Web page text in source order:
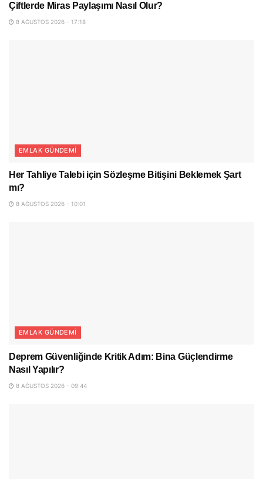
Çiftlerde Miras Paylaşımı Nasıl Olur?
8 AĞUSTOS 2026 - 17:18
EMLAK GÜNDEMI
Her Tahliye Talebi için Sözleşme Bitişini Beklemek Şart
mı?
8 AĞUSTOS 2026 - 10:01
EMLAK GÜNDEMI
Deprem Güvenliğinde Kritik Adım: Bina Güçlendirme
Nasıl Yapılır?
8 AĞUSTOS 2026 - 09:44